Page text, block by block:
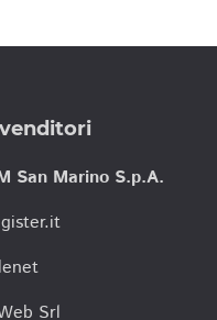
San Marino S.p.A.
Srl